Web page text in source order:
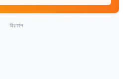
विज्ञापन